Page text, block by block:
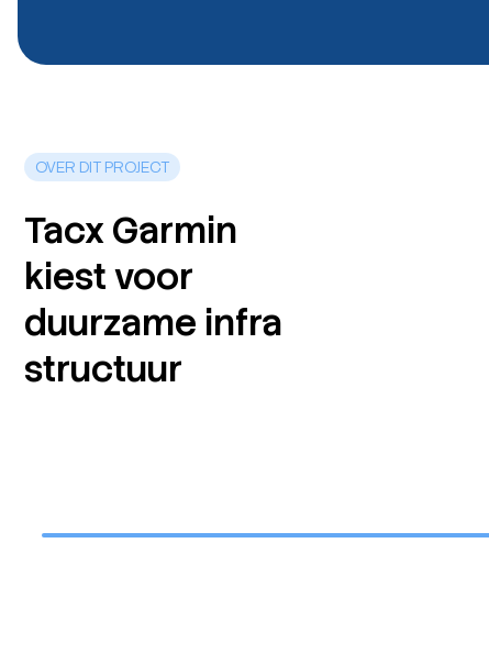
OVER DIT PROJECT
Tacx Garmin
kiest voor
duurzame infra
structuur